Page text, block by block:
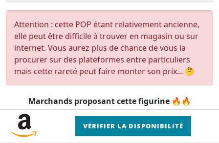
Attention : cette POP étant relativement ancienne,
elle peut être difficile à trouver en magasin ou sur
internet. Vous aurez plus de chance de vous la
procurer sur des plateformes entre particuliers
mais cette rareté peut faire monter son prix... 🤔
Marchands proposant cette figurine 🔥🔥
VÉRIFIER LA DISPONIBILITÉ